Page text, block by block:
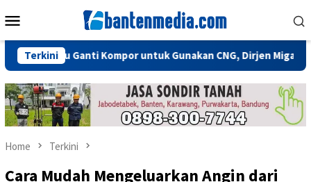
to
Menu
Terkini
Perlu Ganti Kompor untuk Gunakan CNG, Dirjen Migas: Cukup
Home Terkini
Cara Mudah Mengeluarkan Angin dari